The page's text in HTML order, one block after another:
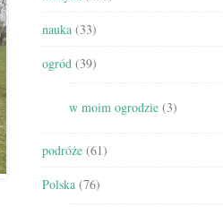
nauka (33)
ogród (39)
w moim ogrodzie (3)
podróże (61)
Polska (76)